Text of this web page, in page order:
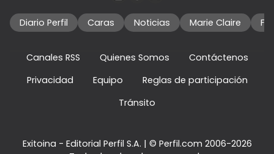
Diario Perfil Caras Noticias Marie Claire
Canales RSS Quienes Somos
Contáctenos
Privacidad
Equipo
Reglas de participación
Tránsito
Exitoina - Editorial Perfil S.A. | © Perfil.com 2006-2026